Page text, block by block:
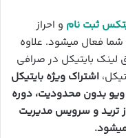
ثبت نام و احراز
شما فعال میشود. علاوه
لینک بایتیکل در صرافی
اشتراک ویژه بایتیکل
ویو بدون محدودیت، دوره
ترید و سرویس مدیریت